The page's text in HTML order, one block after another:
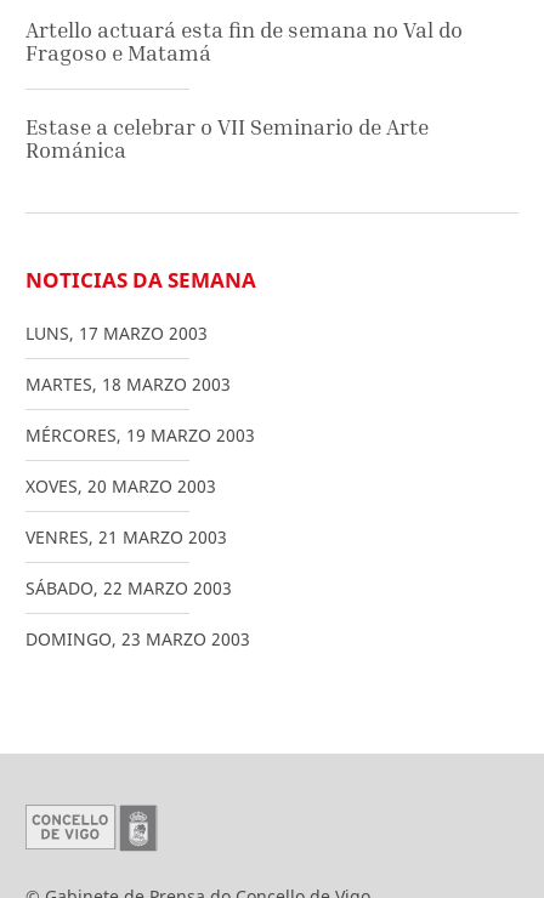
Artello actuará esta fin de semana no Val do
Fragoso e Matamá
Estase a celebrar o VII Seminario de Arte
Románica
NOTICIAS DA SEMANA
LUNS, 17 MARZO 2003
MARTES, 18 MARZO 2003
MÉRCORES, 19 MARZO 2003
XOVES, 20 MARZO 2003
VENRES, 21 MARZO 2003
SÁBADO, 22 MARZO 2003
DOMINGO, 23 MARZO 2003